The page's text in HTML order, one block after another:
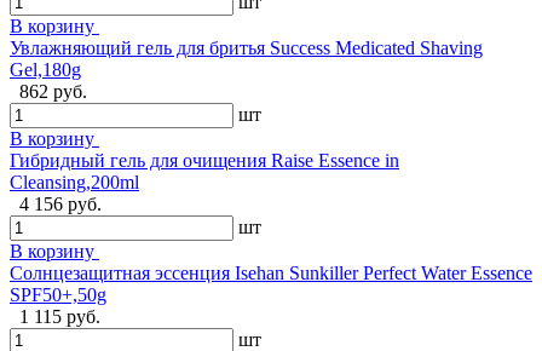
В корзину
Увлажняющий гель для бритья Success Medicated Shaving
Gel,180g
862 руб.
шт
В корзину
Гибридный гель для очищения Raise Essence in
Cleansing,200ml
4 156 руб.
шт
В корзину
Солнцезащитная эссенция Isehan Sunkiller Perfect Water Essence
SPF50+,50g
1 115 руб.
шт